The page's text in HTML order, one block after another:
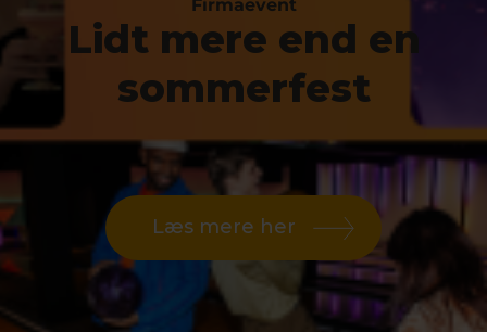
Firmaevent
Lidt mere end en
sommerfest
Læs mere her